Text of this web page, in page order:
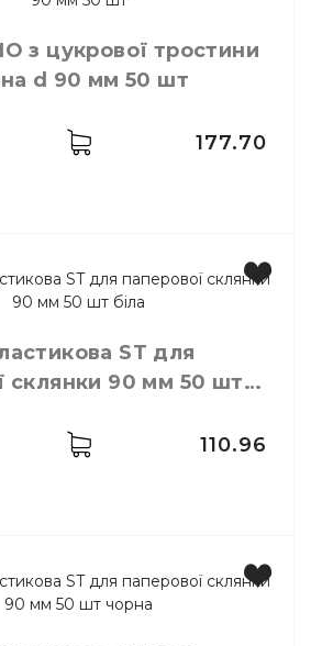
Україна
D=80 мм
50,шт.
з цукрової тростини
d 90 мм 50 шт
Китай
D=90 мм
50,шт.
177.70
ST для
склянки 90 мм 50 шт
Україна
110.96